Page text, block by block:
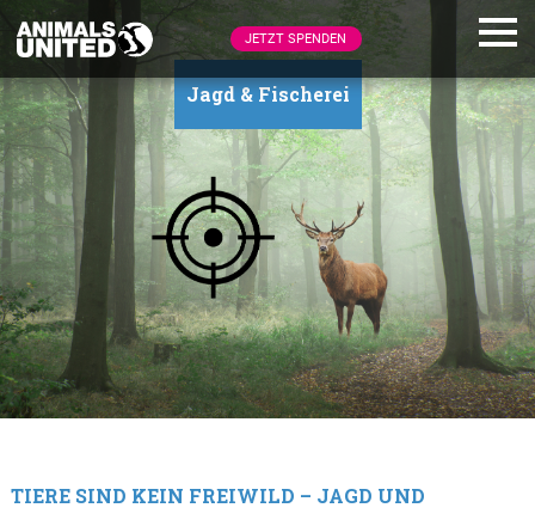
JETZT SPENDEN
Jagd & Fischerei
TIERE SIND KEIN FREIWILD – JAGD UND